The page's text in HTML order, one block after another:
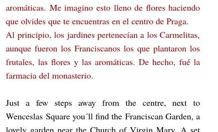
aromáticas. Me imagino esto lleno de flores haciendo
que olvides que te encuentras en el centro de Praga.
Al principio, los jardines pertenecían a los Carmelitas,
aunque fueron los Franciscanos los que plantaron los
frutales, las flores y las aromáticas. De hecho, fué la
farmacia del monasterio.
Just a few steps away from the centre, next to
Wenceslas Square you´ll find the Franciscan Garden, a
lovely garden near the Church of Virgin Mary. A set